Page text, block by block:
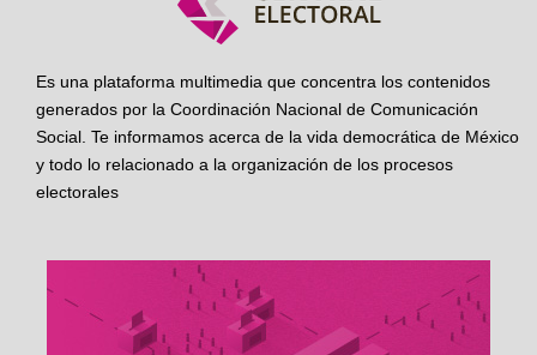
Es una plataforma multimedia que concentra los contenidos
generados por la Coordinación Nacional de Comunicación
Social. Te informamos acerca de la vida democrática de México
y todo lo relacionado a la organización de los procesos
electorales